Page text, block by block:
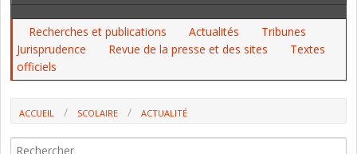
Recherches et publications Actualités
Tribunes
Jurisprudence
Revue de la presse et des sites
Textes
officiels
ACCUEIL SCOLAIRE
ACTUALITÉ